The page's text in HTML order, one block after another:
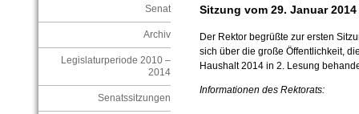
Senat
Archiv
Legislaturperiode 2010 –
2014
Senatssitzungen
Sitzung vom 29. Januar 2014
Der Rektor begrüßte zur ersten
sich über die große Öffentlichkeit,
Haushalt 2014 in 2. Lesung
Informationen des Rektorats: